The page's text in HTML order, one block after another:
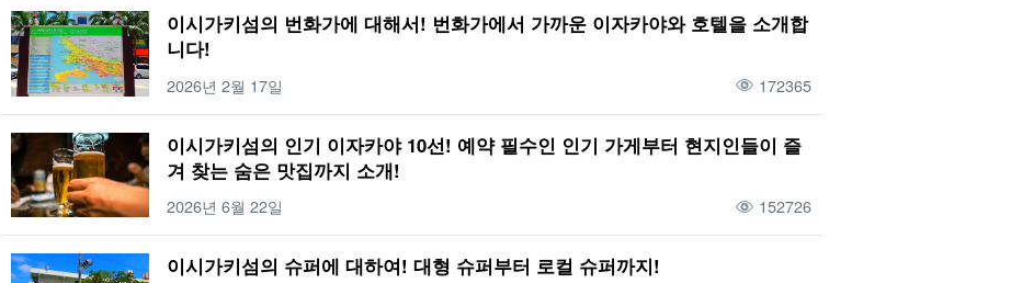
겨울
사가리바나 어린이 6월 하토마 섬 온도 점심 식사 푸른 동굴 이리오모테 섬 종유동
나홀로 여행
드라이브
0세 7월 오하마 섬
이시가키섬의 번화가에 대해서! 번화가에서 가까운 이자카야와 호텔을 소개합
니다!
2026년 2월 17일 172365
이시가키섬의 인기 이자카야 10선! 예약 필수인 인기 가게부터 현지인들이 즐
겨 찾는 숨은 맛집까지 소개!
2026년 6월 22일 152726
이시가키섬의 슈퍼에 대하여! 대형 슈퍼부터 로컬 슈퍼까지!